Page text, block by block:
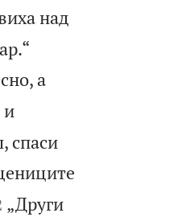
над

а
и
спаси
„Други